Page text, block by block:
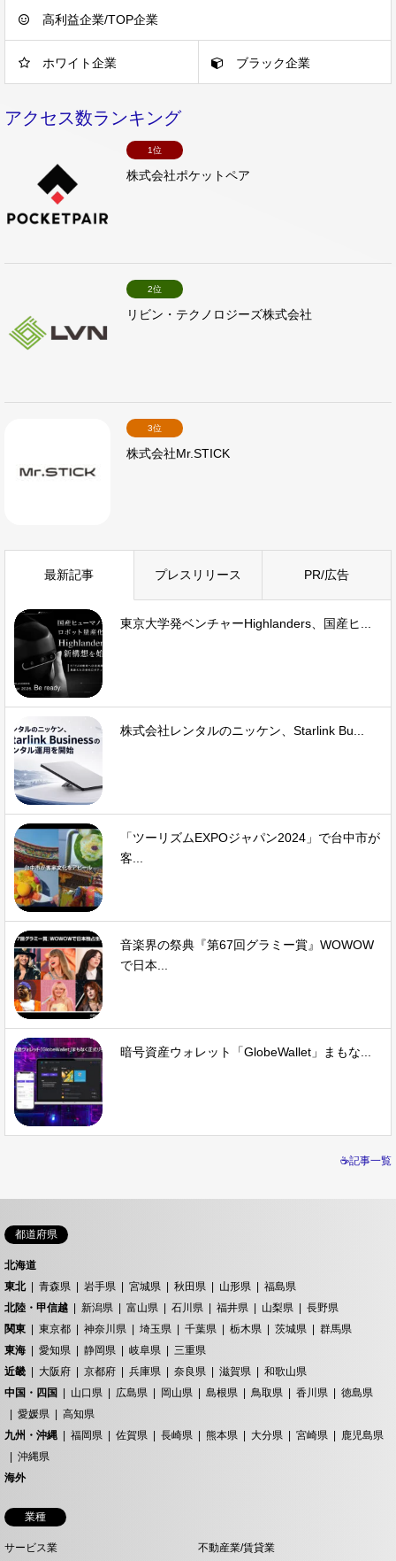
高利益企業/TOP企業
ホワイト企業 ブラック企業
アクセス数ランキング
1位
株式会社ポケットペア
2位
リビン・テクノロジーズ株式会社
3位
株式会社Mr.STICK
最新記事 プレスリリース PR/広告
東京大学発ベンチャーHighlanders、国産ヒ...
株式会社レンタルのニッケン、Starlink Bu...
「ツーリズムEXPOジャパン2024」で台中市が
客...
音楽界の祭典『第67回グラミー賞』WOWOW
で日本...
暗号資産ウォレット「GlobeWallet」まもな...
☕記事一覧
都道府県
北海道
東北
青森県 岩手県 宮城県 秋田県 山形県
福島県
北陸・甲信越
新潟県 富山県 石川県 福井県 山梨県
長野県
関東
東京都 神奈川県 埼玉県 千葉県 栃木県 茨城県
群馬県
東海
愛知県 静岡県 岐阜県
三重県
近畿
大阪府 京都府 兵庫県 奈良県 滋賀県
和歌山県
中国・四国
山口県 広島県 岡山県 島根県 鳥取県 香川県
徳島県
愛媛県
高知県
九州・沖縄
福岡県 佐賀県 長崎県 熊本県 大分県 宮崎県
鹿児島県
沖縄県
海外
業種
サービス業
不動産業/賃貸業